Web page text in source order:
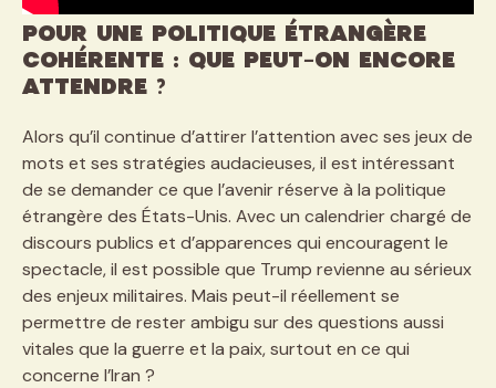
Pour une politique étrangère
cohérente : Que peut-on encore
attendre ?
Alors qu’il continue d’attirer l’attention avec ses jeux de
mots et ses stratégies audacieuses, il est intéressant
de se demander ce que l’avenir réserve à la politique
étrangère des États-Unis. Avec un calendrier chargé de
discours publics et d’apparences qui encouragent le
spectacle, il est possible que Trump revienne au sérieux
des enjeux militaires. Mais peut-il réellement se
permettre de rester ambigu sur des questions aussi
vitales que la guerre et la paix, surtout en ce qui
concerne l’Iran ?